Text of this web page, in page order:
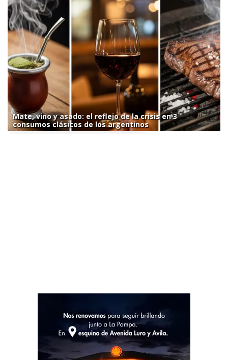
Mate, vino y asado: el reflejo de la crisis en 3
consumos clásicos de los argentinos